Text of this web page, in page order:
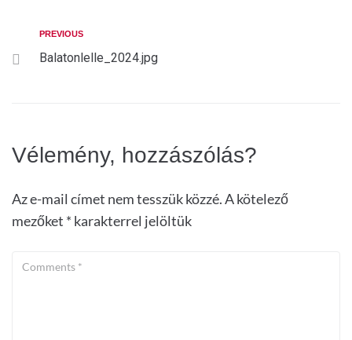
PREVIOUS
Balatonlelle_2024.jpg
Vélemény, hozzászólás?
Az e-mail címet nem tesszük közzé.A kötelező
mezőket * karakterrel jelöltük